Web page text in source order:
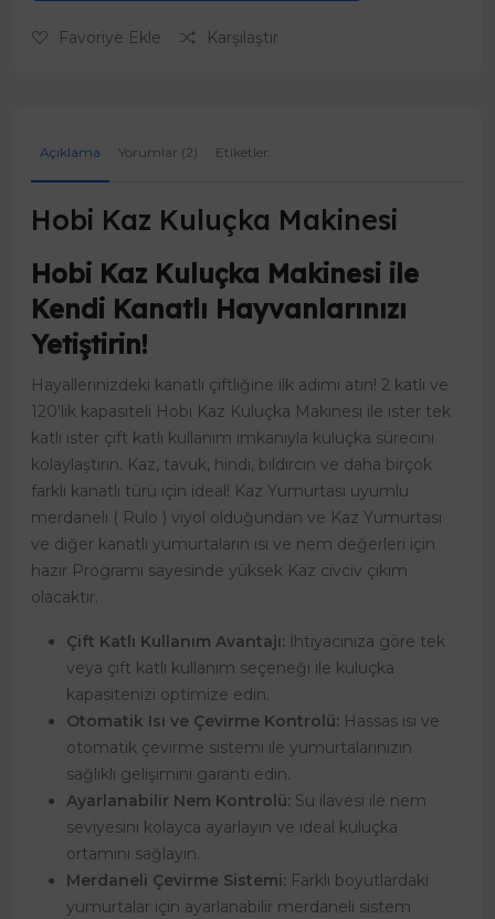
Favoriye Ekle Karşılaştır
Açıklama Yorumlar (2) Etiketler:
Hobi Kaz Kuluçka Makinesi
Hobi Kaz Kuluçka Makinesi ile
Kendi Kanatlı Hayvanlarınızı
Yetiştirin!
Hayallerinizdeki kanatlı çiftliğine ilk adımı atın! 2 katlı ve
120'lik kapasiteli Hobi Kaz Kuluçka Makinesi ile ister tek
katlı ister çift katlı kullanım imkanıyla kuluçka sürecini
kolaylaştırın. Kaz, tavuk, hindi, bıldırcın ve daha birçok
farklı kanatlı türü için ideal! Kaz Yumurtası uyumlu
merdaneli ( Rulo ) viyol olduğundan ve Kaz Yumurtası
ve diğer kanatlı yumurtaların ısı ve nem değerleri için
hazır Programı sayesinde yüksek Kaz civciv çıkım
olacaktır.
Çift Katlı Kullanım Avantajı: İhtiyacınıza göre tek
veya çift katlı kullanım seçeneği ile kuluçka
kapasitenizi optimize edin.
Otomatik Isı ve Çevirme Kontrolü: Hassas ısı ve
otomatik çevirme sistemi ile yumurtalarınızın
sağlıklı gelişimini garanti edin.
Ayarlanabilir Nem Kontrolü: Su ilavesi ile nem
seviyesini kolayca ayarlayın ve ideal kuluçka
ortamını sağlayın.
Merdaneli Çevirme Sistemi: Farklı boyutlardaki
yumurtalar için ayarlanabilir merdaneli sistem